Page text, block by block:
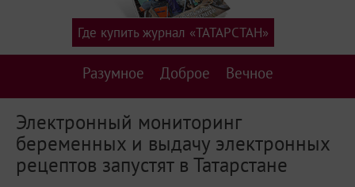
Разумное Доброе Вечное
Где купить журнал «ТАТАРСТАН»
Электронный мониторинг
беременных и выдачу электронных
рецептов запустят в Татарстане